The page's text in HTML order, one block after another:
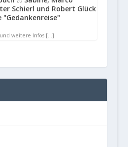
Schierl und Robert Glück
"Gedankenreise"
weitere Infos […]